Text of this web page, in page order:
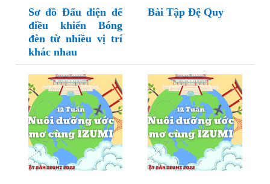
Sơ đồ Đấu điện để
điều khiển Bóng
đèn từ nhiều vị trí
khác nhau
Bài Tập Đệ Quy